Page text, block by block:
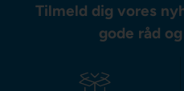
Tilmeld dig vores
gode råd